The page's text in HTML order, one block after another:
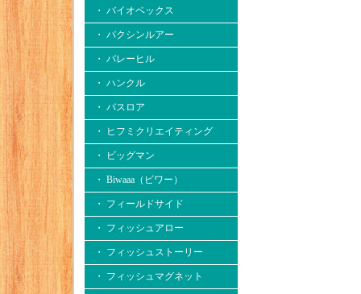
・ バイオベックス
・ バクシンルアー
・ バレーヒル
・ ハンクル
・ バスロア
・ ヒフミクリエイティング
・ ビッグマン
・ Biwaaa（ビワー）
・ フィールドサイド
・ フィッシュアロー
・ フィッシュストーリー
・ フィッシュマグネット